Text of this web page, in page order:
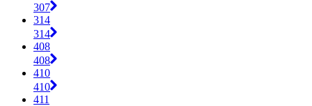
307
314
314
408
408
410
410
411